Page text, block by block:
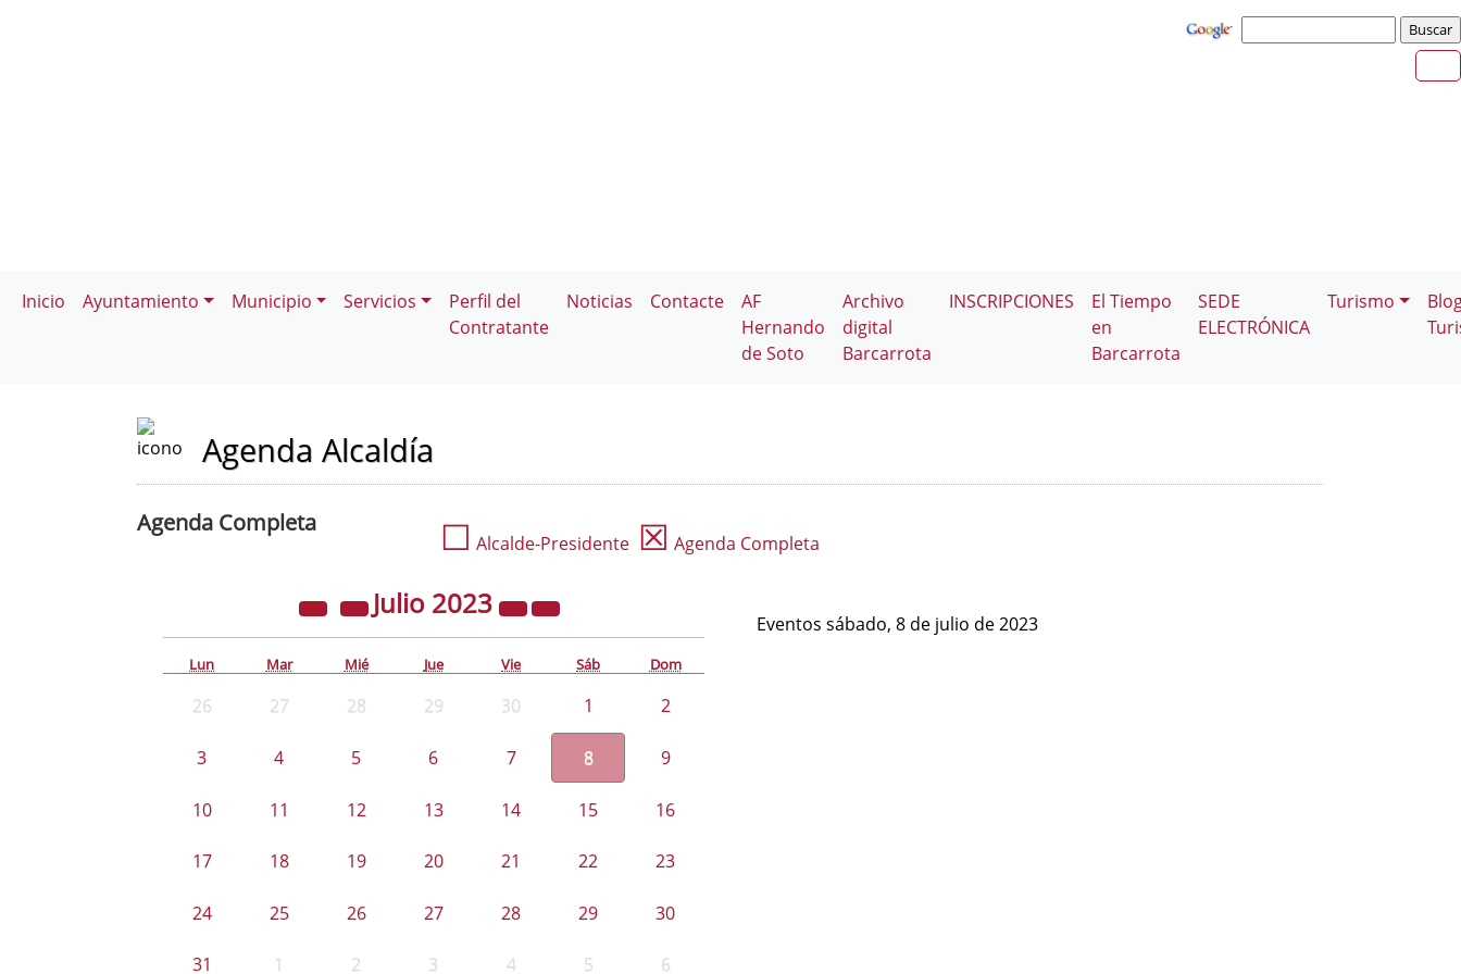
Inicio Ayuntamiento Municipio Servicios
Perfil del
Contratante
Noticias Contacte
AF
Hernando
de Soto
Archivo
digital
Barcarrota
INSCRIPCIONES
El Tiempo
en
Barcarrota
SEDE
ELECTRÓNICA
Turismo
Agenda Alcaldía
Agenda Completa ☐ Alcalde-Presidente ☒ Agenda Completa
Julio 2023
Lun Mar Mié Jue Vie Sáb Dom
26 27 28 29 30 1 2
3 4 5 6 7 8 9
10 11 12 13 14 15 16
17 18 19 20 21 22 23
24 25 26 27 28 29 30
31 1 2 3 4 5 6
Eventos sábado, 8 de julio de 2023